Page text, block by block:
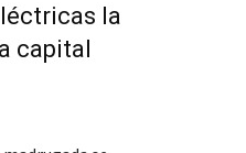
la
capital